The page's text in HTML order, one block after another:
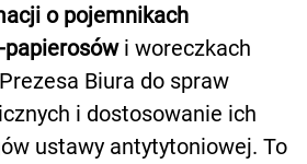
o pojemnikach
papierosówi woreczkach
Biura do spraw
i dostosowanie ich
ustawy antytytoniowej. To